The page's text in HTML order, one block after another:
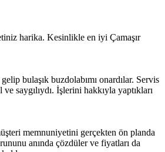
harika. Kesinlikle en iyi Çamaşır
bulaşık buzdolabımı onardılar. Servis
saygılıydı. İşlerini hakkıyla yaptıkları
memnuniyetini gerçekten ön planda
anında çözdüler ve fiyatları da